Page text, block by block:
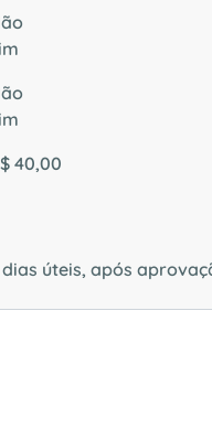
40,00
dias úteis, após